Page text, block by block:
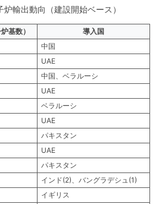
輸出動向（建設開始ベース）
基数）
導入国
中国
UAE
中国、ベラルーシ
UAE
ベラルーシ
UAE
パキスタン
UAE
パキスタン
インド(2)、バングラデシュ(1)
イギリス